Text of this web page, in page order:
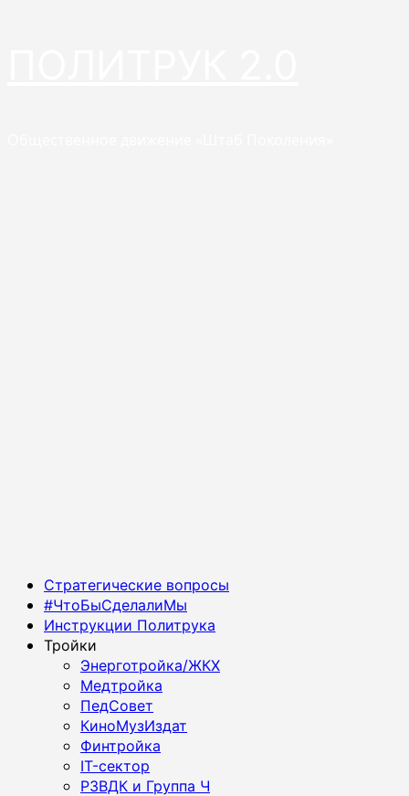
Основное
меню
Стратегические вопросы
#ЧтоБыСделалиМы
Инструкции Политрука
Тройки
Энерготройка/ЖКХ
Медтройка
ПедСовет
КиноМузИздат
Финтройка
IT-сектор
РЗВДК и Группа Ч